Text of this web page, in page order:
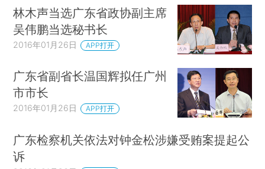
林木声当选广东省政协副主席
吴伟鹏当选秘书长
2016年01月26日 APP打开
广东省副省长温国辉拟任广州
市市长
2016年01月26日 APP打开
广东检察机关依法对钟金松涉嫌受贿案提起公
诉